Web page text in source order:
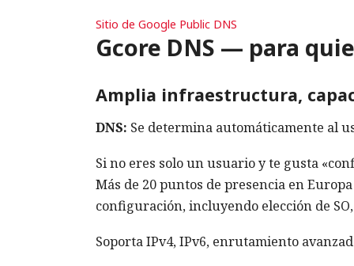
Sitio de Google Public DNS
Gcore DNS — para
Amplia infraestructura,
DNS: Se determina automáticamente al
Si no eres solo un usuario y te gusta
Más de 20 puntos de presencia en
configuración, incluyendo elección de
Soporta IPv4, IPv6, enrutamiento